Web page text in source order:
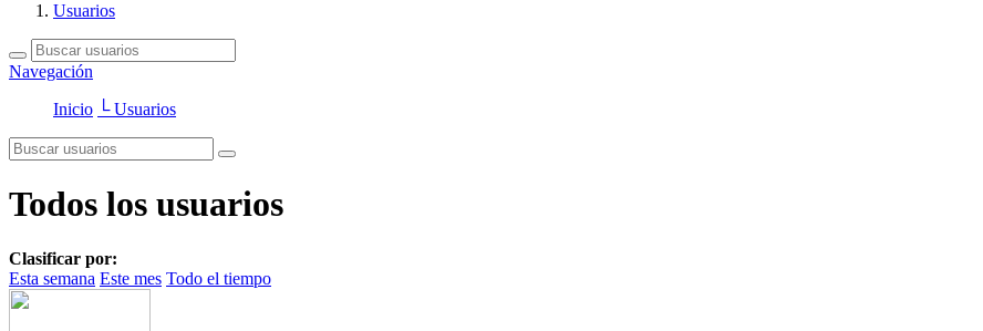
Usuarios
Navegación
Inicio └ Usuarios
Todos los usuarios
Clasificar por:
Esta semana Este mes Todo el tiempo